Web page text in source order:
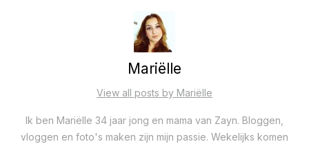
Mariëlle
View all posts by Mariëlle
Ik ben Mariëlle 34 jaar jong en mama van Zayn. Bloggen,
vloggen en foto's maken zijn mijn passie. Wekelijks komen